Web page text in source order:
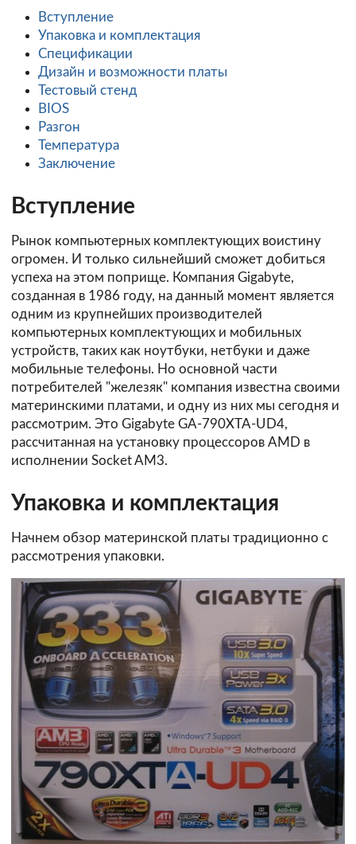
Вступление
Упаковка и комплектация
Спецификации
Дизайн и возможности платы
Тестовый стенд
BIOS
Разгон
Температура
Заключение
Вступление
Рынок компьютерных комплектующих воистину
огромен. И только сильнейший сможет добиться
успеха на этом поприще. Компания Gigabyte,
созданная в 1986 году, на данный момент является
одним из крупнейших производителей
компьютерных комплектующих и мобильных
устройств, таких как ноутбуки, нетбуки и даже
мобильные телефоны. Но основной части
потребителей "железяк" компания известна своими
материнскими платами, и одну из них мы сегодня и
рассмотрим. Это Gigabyte GA-790XTA-UD4,
рассчитанная на установку процессоров AMD в
исполнении Socket AM3.
Упаковка и комплектация
Начнем обзор материнской платы традиционно с
рассмотрения упаковки.